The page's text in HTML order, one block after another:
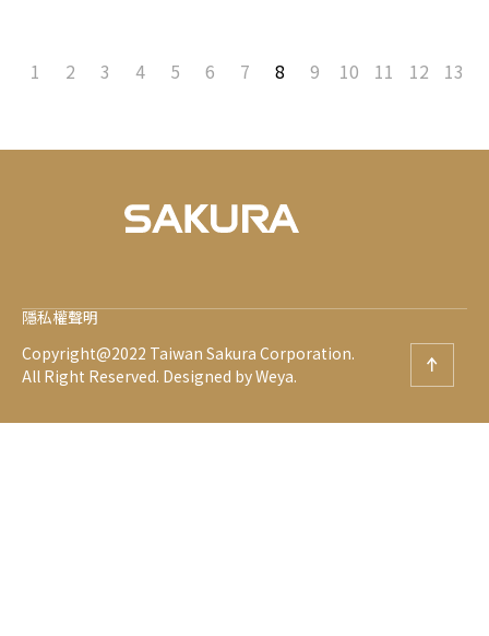
1 2 3 4 5 6 7 8 9 10 11 12 13
Copyright@2022 Taiwan Sakura Corporation.
All Right Reserved. Designed by Weya.
隱私權聲明